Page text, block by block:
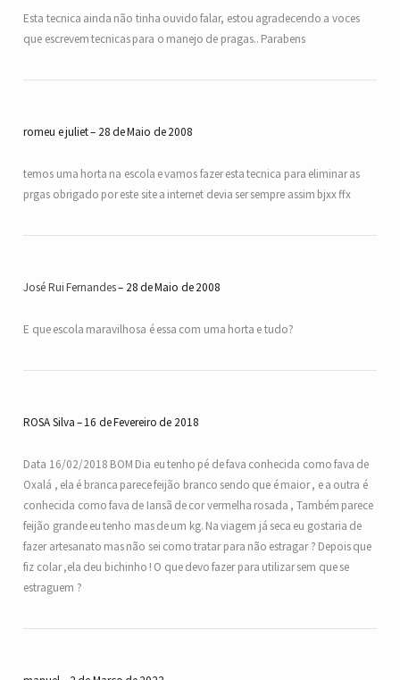
Esta tecnica ainda não tinha ouvido falar, estou agradecendo a voces
que escrevem tecnicas para o manejo de pragas.. Parabens
romeu e juliet 28 de Maio de 2008
temos uma horta na escola e vamos fazer esta tecnica para eliminar as
prgas obrigado por este site a internet devia ser sempre assim bjxx ffx
José Rui Fernandes 28 de Maio de 2008
E que escola maravilhosa é essa com uma horta e tudo?
ROSA Silva 16 de Fevereiro de 2018
Data 16/02/2018 BOM Dia eu tenho pé de fava conhecida como fava de
Oxalá , ela é branca parece feijão branco sendo que é maior , e a outra é
conhecida como fava de Iansã de cor vermelha rosada , Também parece
feijão grande eu tenho mas de um kg. Na viagem já seca eu gostaria de
fazer artesanato mas não sei como tratar para não estragar ? Depois que
fiz colar ,ela deu bichinho ! O que devo fazer para utilizar sem que se
estraguem ?